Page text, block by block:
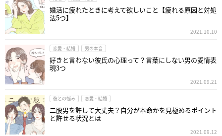
婚活に疲れたときに考えて欲しいこと【疲れる原因と対処
法5つ】
2021.10.10
恋愛・結婚 男の本音
好きと言わない彼氏の心理って？言葉にしない男の愛情表
現3つ
2021.09.21
彼との悩み 恋愛・結婚
二股男を許して大丈夫？自分が本命かを見極めるポイント
と許せる状況とは
2021.09.12